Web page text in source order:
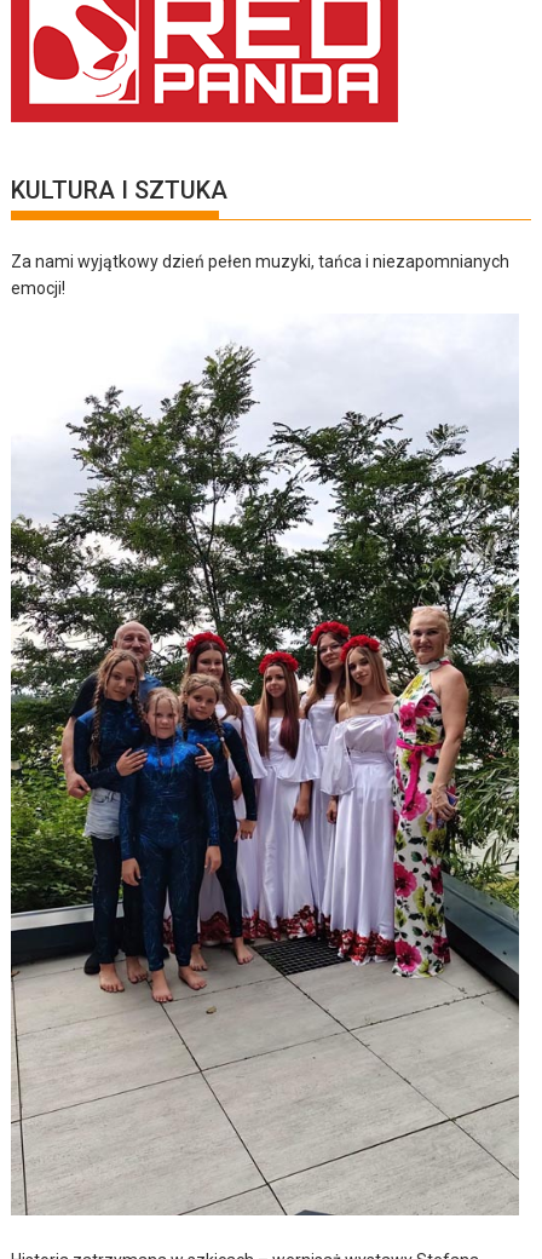
KULTURA I SZTUKA
Za nami wyjątkowy dzień pełen muzyki, tańca i niezapomnianych
emocji!